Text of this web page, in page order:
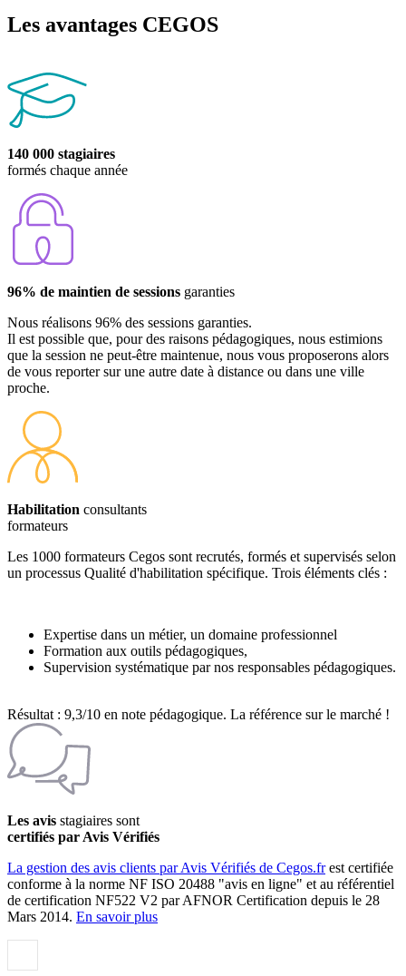
Les avantages CEGOS
140 000 stagiaires
formés chaque année
96% de maintien de sessions garanties
Nous réalisons 96% des sessions garanties.
Il est possible que, pour des raisons pédagogiques, nous estimions
que la session ne peut-être maintenue, nous vous proposerons alors
de vous reporter sur une autre date à distance ou dans une ville
proche.
Habilitation consultants
formateurs
Les 1000 formateurs Cegos sont recrutés, formés et supervisés selon
un processus Qualité d'habilitation spécifique. Trois éléments clés :
Expertise dans un métier, un domaine professionnel
Formation aux outils pédagogiques,
Supervision systématique par nos responsables pédagogiques.
Résultat : 9,3/10 en note pédagogique. La référence sur le marché !
Les avis stagiaires sont
certifiés par Avis Vérifiés
La gestion des avis clients par Avis Vérifiés de Cegos.frest certifiée
conforme à la norme NF ISO 20488 "avis en ligne" et au référentiel
de certification NF522 V2 par AFNOR Certification depuis le 28
Mars 2014. En savoir plus